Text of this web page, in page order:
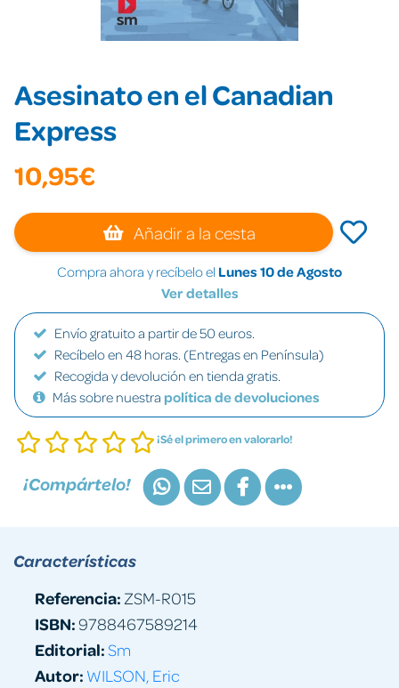
Asesinato en el Canadian
Express
10,95€
Añadir a la cesta
Compra ahora y recíbelo el Lunes 10 de Agosto
Ver detalles
Envío gratuito a partir de 50 euros.
Recíbelo en 48 horas. (Entregas en Península)
Recogida y devolución en tienda gratis.
Más sobre nuestra política de devoluciones
¡Sé el primero en valorarlo!
¡Compártelo!
Características
Referencia: ZSM-R015
ISBN:9788467589214
Editorial:Sm
Autor: WILSON, Eric